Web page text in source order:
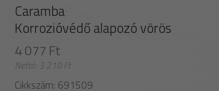
Caramba
Korrozióvédő alapozó vörös
4 077 Ft
Nettó: 3 210 Ft
Cikkszám: 691509